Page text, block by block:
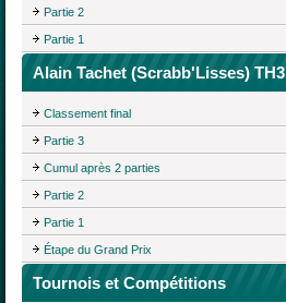
Partie 2
Partie 1
Alain Tachet (Scrabb'Lisses) TH3
Classement final
Partie 3
Cumul après 2 parties
Partie 2
Partie 1
Étape du Grand Prix
Tournois et Compétitions